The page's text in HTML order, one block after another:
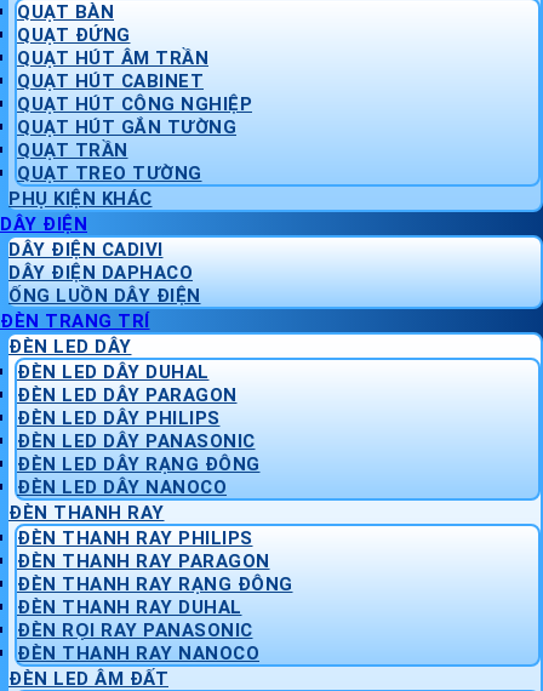
QUẠT BÀN
QUẠT ĐỨNG
QUẠT HÚT ÂM TRẦN
QUẠT HÚT CABINET
QUẠT HÚT CÔNG NGHIỆP
QUẠT HÚT GẮN TƯỜNG
QUẠT TRẦN
QUẠT TREO TƯỜNG
PHỤ KIỆN KHÁC
DÂY ĐIỆN
DÂY ĐIỆN CADIVI
DÂY ĐIỆN DAPHACO
ỐNG LUỒN DÂY ĐIỆN
ĐÈN TRANG TRÍ
ĐÈN LED DÂY
ĐÈN LED DÂY DUHAL
ĐÈN LED DÂY PARAGON
ĐÈN LED DÂY PHILIPS
ĐÈN LED DÂY PANASONIC
ĐÈN LED DÂY RẠNG ĐÔNG
ĐÈN LED DÂY NANOCO
ĐÈN THANH RAY
ĐÈN THANH RAY PHILIPS
ĐÈN THANH RAY PARAGON
ĐÈN THANH RAY RẠNG ĐÔNG
ĐÈN THANH RAY DUHAL
ĐÈN RỌI RAY PANASONIC
ĐÈN THANH RAY NANOCO
ĐÈN LED ÂM ĐẤT